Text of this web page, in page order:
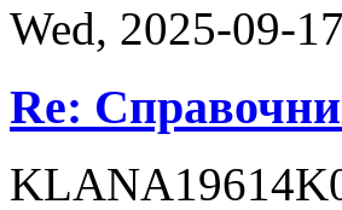
Wed, 2025-09-
Re: